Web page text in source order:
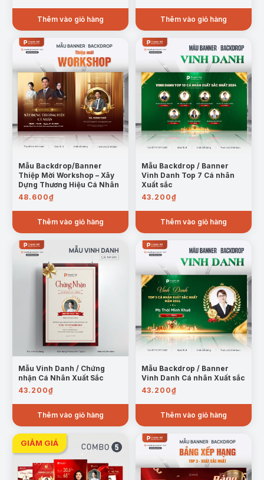
Thêm vào giỏ hàng Thêm vào giỏ hàng
Mẫu Backdrop/Banner
Thiệp Mời Workshop – Xây
Dựng Thương Hiệu Cá Nhân
48.600₫
Thêm vào giỏ hàng
Mẫu Backdrop / Banner
Vinh Danh Top 7 Cá nhân
Xuất sắc
43.200₫
Thêm vào giỏ hàng
Mẫu Vinh Danh / Chứng
nhận Cá Nhân Xuất Sắc
43.200₫
Thêm vào giỏ hàng
Mẫu Backdrop / Banner
Vinh Danh Cá nhân Xuất sắc
43.200₫
Thêm vào giỏ hàng